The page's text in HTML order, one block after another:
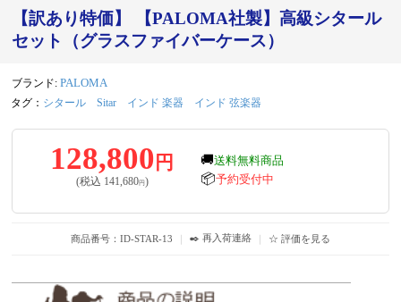
【訳あり特価】 【PALOMA社製】高級シタール
セット（グラスファイバーケース）
ブランド: PALOMA
タグ： シタール Sitar インド 楽器 インド 弦楽器
128,800 円
(税込 141,680円)
🚚送料無料商品
📦予約受付中
商品番号：ID-STAR-13 ｜ ✒️ 再入荷連絡 ｜ ☆ 評価を見る